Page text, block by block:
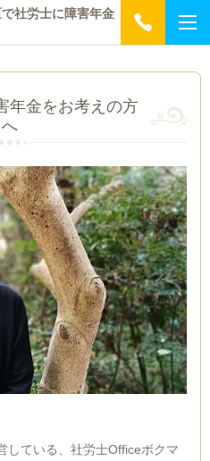
社労士に障害年金
年金をお考えの方
へ
している、社労士Officeボクマ